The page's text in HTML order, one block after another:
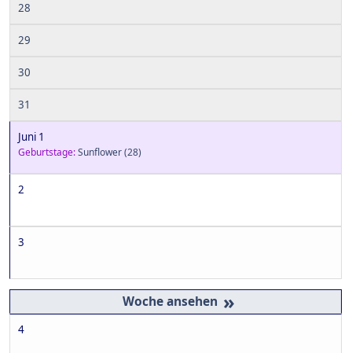
28
29
30
31
Juni 1
Geburtstage:Sunflower(28)
2
3
»
4